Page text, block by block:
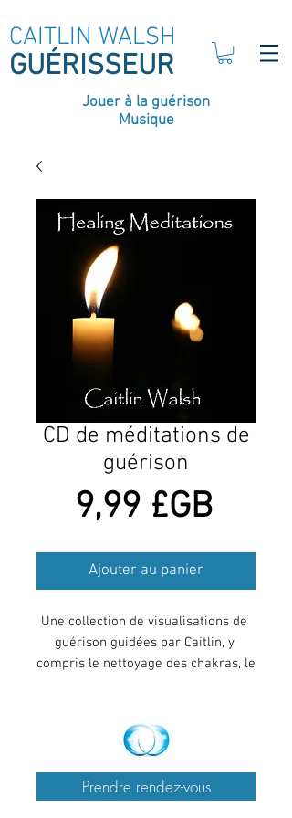
CAITLIN WALSH
GUÉRISSEUR
Jouer à la guérison
Musique
CD de méditations de
guérison
9,99 £GBPrix
Ajouter au panier
Une collection de visualisations de
guérison guidées par Caitlin, y
compris le nettoyage des chakras, le
d'une maladie spécifique et la
musique relaxante de la flûte
Navajo.
Prendre rendez-vous